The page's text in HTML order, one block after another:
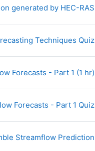
generated by HEC-RAS
Techniques Quiz
Forecasts - Part 1 (1 hr)
Forecasts - Part 1 Quiz
Streamflow Prediction